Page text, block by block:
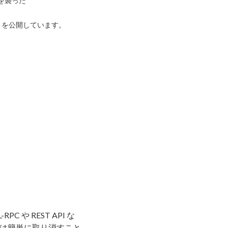
公開しています。
や REST API な